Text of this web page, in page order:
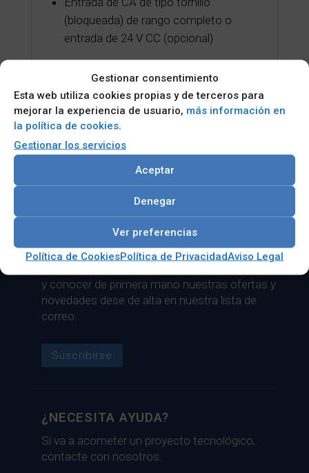
Gestionar consentimiento
Esta web utiliza cookies propias y de terceros para
mejorar la experiencia de usuario, más información en
la política de cookies.
Gestionar los servicios
Aceptar
Denegar
Ver preferencias
Política de CookiesPolítica de PrivacidadAviso Legal
(bloqueada) de rango completo o
entrada de 24 V CC (opcional)
VGA, HDMI y DisplayPort, con
entradas multiseñal
PANEL PC táctil fanless y Monitores
LISTA DE CORREO
y conocer de primera mano nuestras ofertas y
novedades dese de alta en nuestra lista de
correo.
Suscribirse
¿NECESITA AYUDA?
Si va a acometer un proyecto tecnológico,
contacte con nosotros.